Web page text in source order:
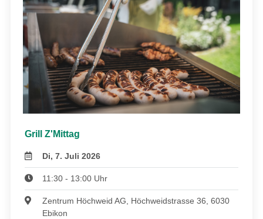
Grill Z'Mittag
Di, 7. Juli 2026
11:30 - 13:00 Uhr
Zentrum Höchweid AG, Höchweidstrasse 36, 6030
Ebikon